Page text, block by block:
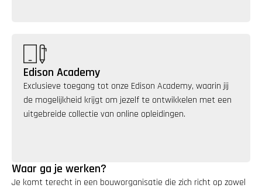
Edison Academy
Exclusieve toegang tot onze Edison Academy, waarin jij
de mogelijkheid krijgt om jezelf te ontwikkelen met een
uitgebreide collectie van online opleidingen.
Waar ga je werken?
Je komt terecht in een bouworganisatie die zich richt op zowel